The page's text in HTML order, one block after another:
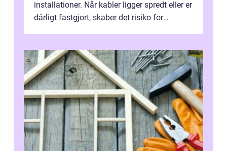
installationer. Når kabler ligger spredt eller er
dårligt fastgjort, skaber det risiko for